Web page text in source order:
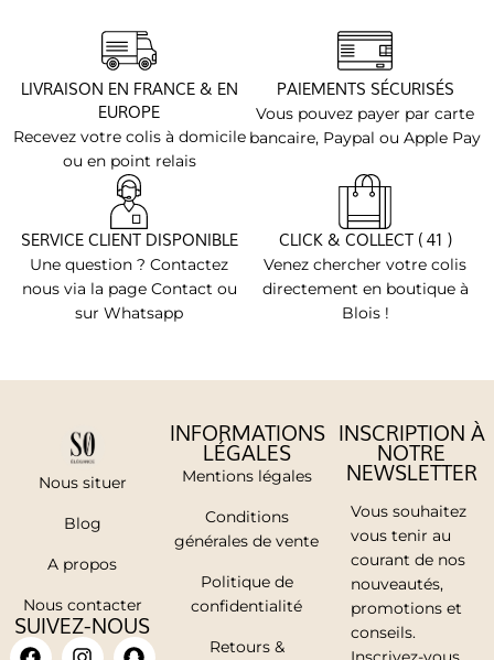
LIVRAISON EN FRANCE & EN
EUROPE
Recevez votre colis à domicile
ou en point relais
PAIEMENTS SÉCURISÉS
Vous pouvez payer par carte
bancaire, Paypal ou Apple Pay
SERVICE CLIENT DISPONIBLE
Une question ? Contactez
nous via la page Contact ou
sur Whatsapp
CLICK & COLLECT ( 41 )
Venez chercher votre colis
directement en boutique à
Blois !
Nous situer
Blog
A propos
Nous contacter
SUIVEZ-NOUS
INFORMATIONS
LÉGALES
Mentions légales
Conditions
générales de vente
Politique de
confidentialité
Retours &
INSCRIPTION À
NOTRE
NEWSLETTER
Vous souhaitez
vous tenir au
courant de nos
nouveautés,
promotions et
conseils.